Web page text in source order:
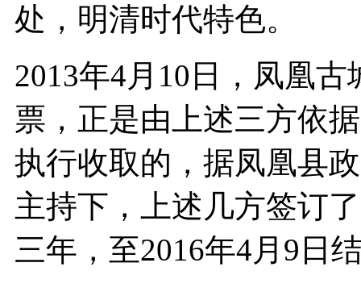
处，明清时代特色。
2013年4月10日，凤凰
票，正是由上述三方依
执行收取的，据凤凰县
主持下，上述几方签订
三年，至2016年4月9日